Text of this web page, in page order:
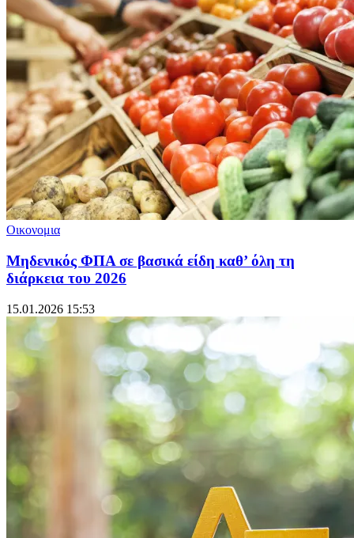
Οικονομια
Μηδενικός ΦΠΑ σε βασικά είδη καθ’ όλη τη
διάρκεια του 2026
15.01.2026 15:53